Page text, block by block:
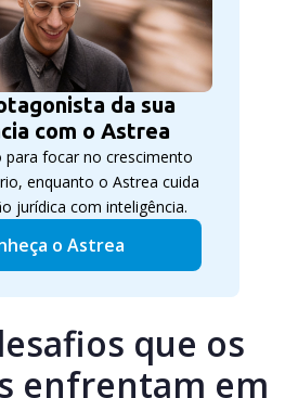
da sua
com o Astrea
para focar no crescimento
enquanto o Astrea cuida
jurídica com inteligência.
o Astrea
que os
enfrentam em